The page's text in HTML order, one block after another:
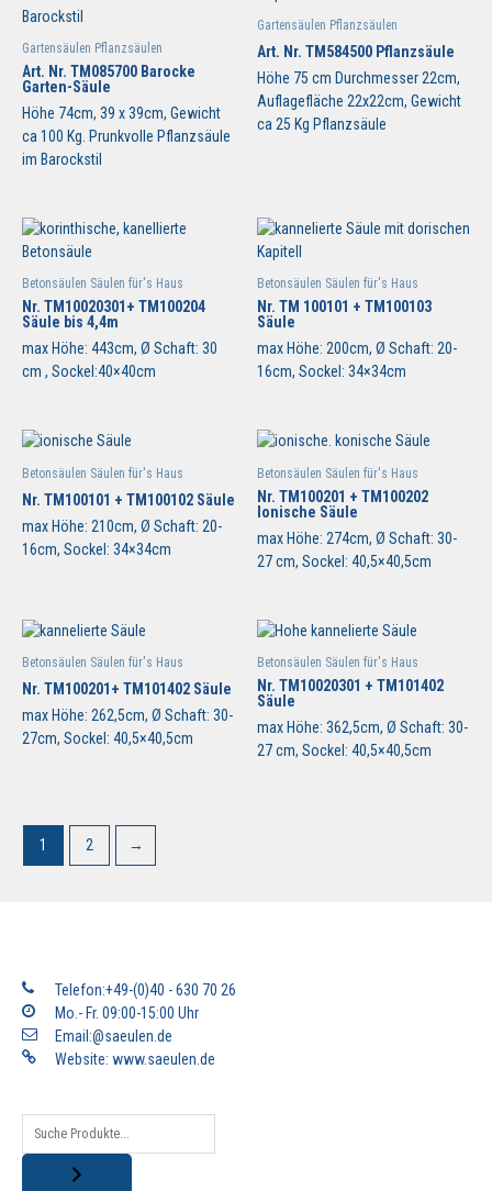
Gartensäulen Pflanzsäulen
Art. Nr. TM085700 Barocke
Garten-Säule
Höhe 74cm, 39 x 39cm, Gewicht
ca 100 Kg. Prunkvolle Pflanzsäule
im Barockstil
Gartensäulen Pflanzsäulen
Art. Nr. TM584500 Pflanzsäule
Höhe 75 cm Durchmesser 22cm,
Auflagefläche 22x22cm, Gewicht
ca 25 Kg Pflanzsäule
Betonsäulen Säulen für's Haus
Nr. TM10020301+ TM100204
Säule bis 4,4m
max Höhe: 443cm, Ø Schaft: 30
cm , Sockel:40×40cm
Betonsäulen Säulen für's Haus
Nr. TM 100101 + TM100103
Säule
max Höhe: 200cm, Ø Schaft: 20-
16cm, Sockel: 34×34cm
Betonsäulen Säulen für's Haus
Nr. TM100101 + TM100102 Säule
max Höhe: 210cm, Ø Schaft: 20-
16cm, Sockel: 34×34cm
Betonsäulen Säulen für's Haus
Nr. TM100201 + TM100202
Ionische Säule
max Höhe: 274cm, Ø Schaft: 30-
27 cm, Sockel: 40,5×40,5cm
Betonsäulen Säulen für's Haus
Nr. TM100201+ TM101402 Säule
max Höhe: 262,5cm, Ø Schaft: 30-
27cm, Sockel: 40,5×40,5cm
Betonsäulen Säulen für's Haus
Nr. TM10020301 + TM101402
Säule
max Höhe: 362,5cm, Ø Schaft: 30-
27 cm, Sockel: 40,5×40,5cm
1 2 →
Telefon:+49-(0)40 - 630 70 26
Mo.- Fr. 09:00-15:00 Uhr
Email:@saeulen.de
Website: www.saeulen.de